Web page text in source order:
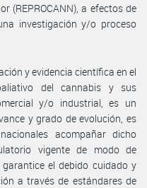
(REPROCANN), a efectos de
investigación y/o proceso
y evidencia científica en el
del cannabis y sus
y/o industrial, es un
y grado de evolución, es
acompañar dicho
vigente de modo de
el debido cuidado y
a través de estándares de